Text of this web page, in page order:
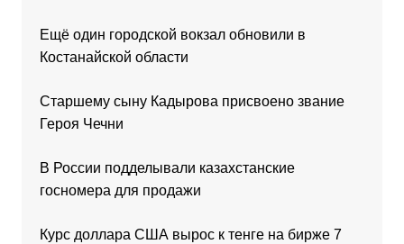
Ещё один городской вокзал обновили в
Костанайской области
Старшему сыну Кадырова присвоено звание
Героя Чечни
В России подделывали казахстанские
госномера для продажи
Курс доллара США вырос к тенге на бирже 7